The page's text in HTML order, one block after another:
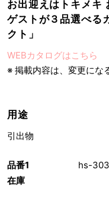
品番1
hs-
在庫
お出迎えはトキメキ
ゲストが３品選べる
クト」
WEBカタログはこちら
※ 掲載内容は、変更にな
用途
引出物